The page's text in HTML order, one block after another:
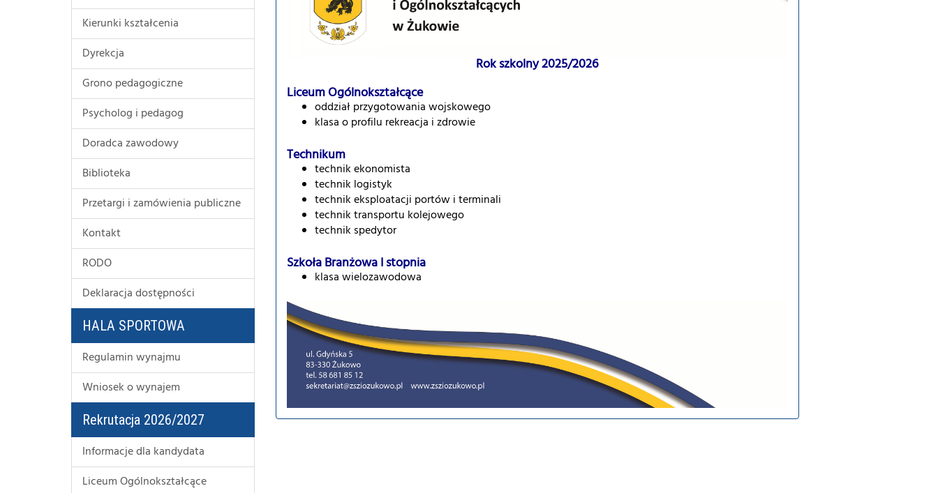
Kierunki kształcenia
Dyrekcja
Grono pedagogiczne
Psycholog i pedagog
Doradca zawodowy
Biblioteka
Przetargi i zamówienia publiczne
Kontakt
RODO
Deklaracja dostępności
HALA SPORTOWA
Regulamin wynajmu
Wniosek o wynajem
Rekrutacja 2026/2027
Informacje dla kandydata
Liceum Ogólnokształcące
Rok szkolny 2025/2026
Liceum Ogólnokształcące
oddział przygotowania wojskowego
klasa o profilu rekreacja i zdrowie
Technikum
technik ekonomista
technik logistyk
technik eksploatacji portów i terminali
technik transportu kolejowego
technik spedytor
Szkoła Branżowa I stopnia
klasa wielozawodowa